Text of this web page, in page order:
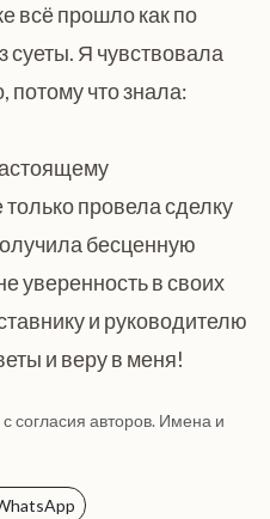
всё прошло как по
суеты. Я чувствовала
потому что знала:
провела сделку
бесценную
уверенность в своих
и руководителю
и веру в меня!
согласия авторов. Имена и